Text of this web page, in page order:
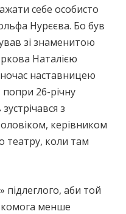
себе особисто
Нурєєва. Бо був
зі знаменитою
Наталією
наставницею
26-річну
з
керівником
театру, коли там
підлеглого, аби той
менше